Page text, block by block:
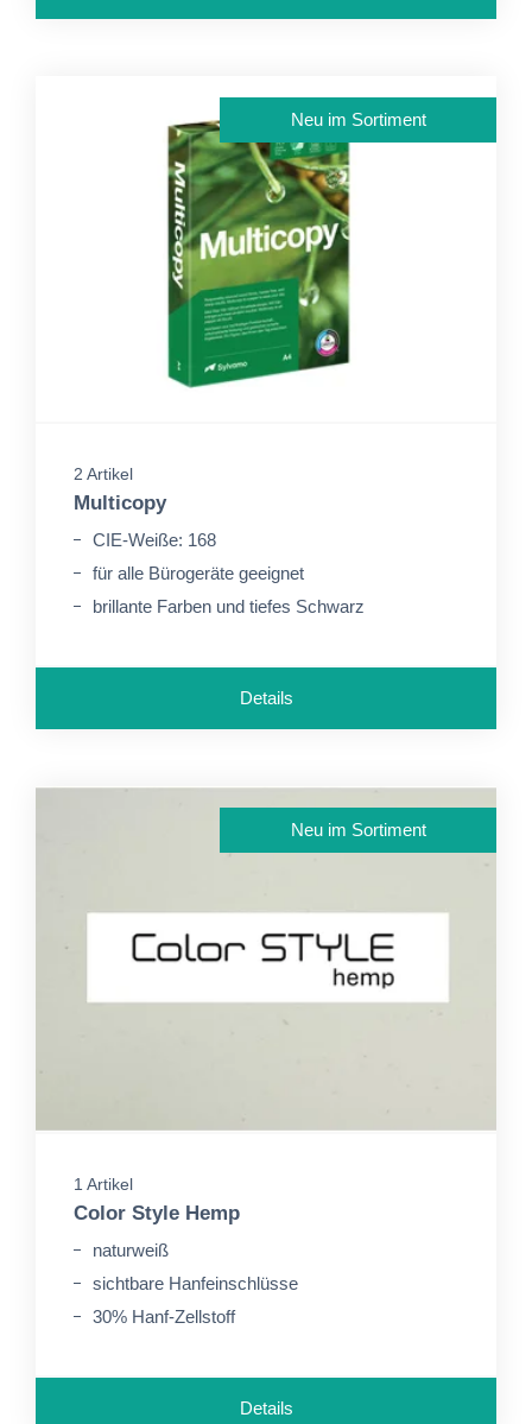
Neu im Sortiment
2 Artikel
Multicopy
CIE-Weiße: 168
für alle Bürogeräte geeignet
brillante Farben und tiefes Schwarz
Details
Neu im Sortiment
1 Artikel
Color Style Hemp
naturweiß
sichtbare Hanfeinschlüsse
30% Hanf-Zellstoff
Details